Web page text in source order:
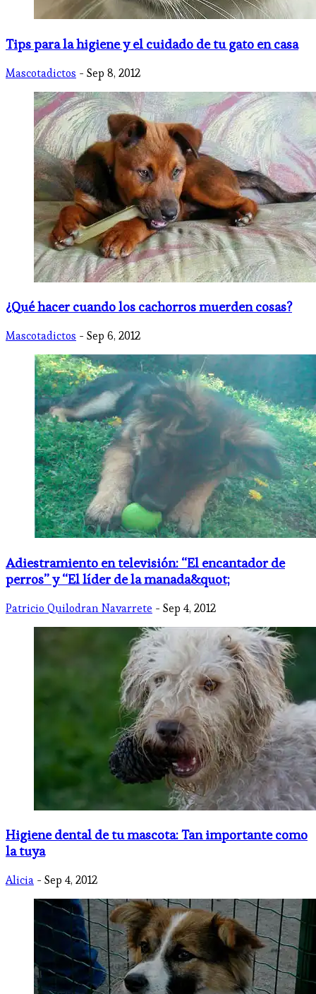
Tips para la higiene y el cuidado de tu gato en casa
Mascotadictos - Sep 8, 2012
¿Qué hacer cuando los cachorros muerden cosas?
Mascotadictos - Sep 6, 2012
Adiestramiento en televisión: “El encantador de
perros” y “El líder de la manada&quot;
Patricio Quilodran Navarrete - Sep 4, 2012
Higiene dental de tu mascota: Tan importante como
la tuya
Alicia - Sep 4, 2012